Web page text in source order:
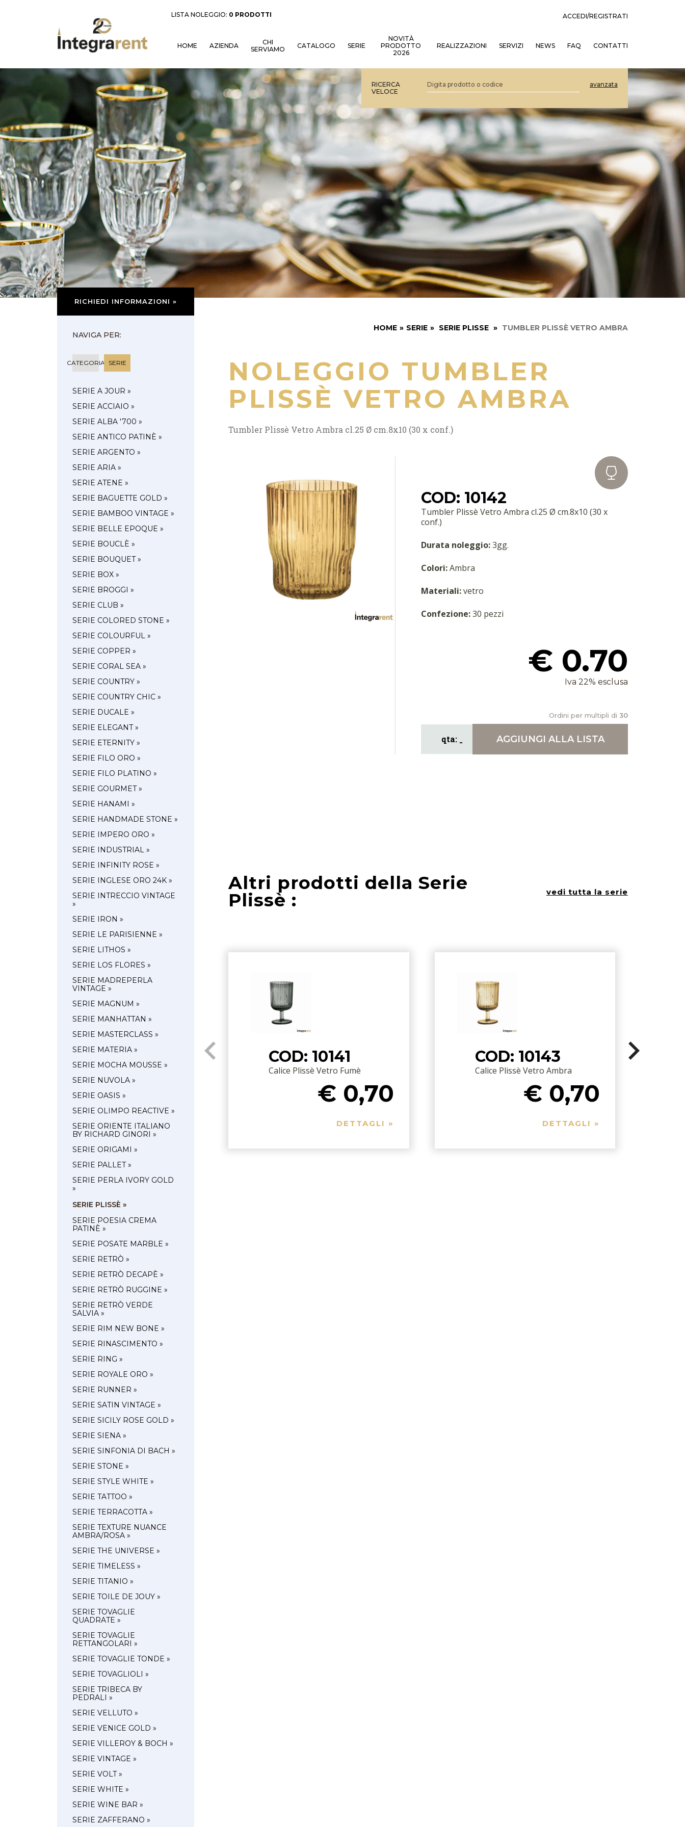
LISTA NOLEGGIO: 0 PRODOTTI ACCEDI/REGISTRATI
HOME AZIENDA
CHI
SERVIAMO
CATALOGO SERIE
NOVITÀ
PRODOTTO
2026
REALIZZAZIONI SERVIZI NEWS FAQ CONTATTI
RICERCA
VELOCE
avanzata
RICHIEDI INFORMAZIONI »
NAVIGA PER:
CATEGORIA SERIE
SERIE A JOUR »
SERIE ACCIAIO »
SERIE ALBA '700 »
SERIE ANTICO PATINÈ »
SERIE ARGENTO »
SERIE ARIA »
SERIE ATENE »
SERIE BAGUETTE GOLD »
SERIE BAMBOO VINTAGE »
SERIE BELLE EPOQUE »
SERIE BOUCLÈ »
SERIE BOUQUET »
SERIE BOX »
SERIE BROGGI »
SERIE CLUB »
SERIE COLORED STONE »
SERIE COLOURFUL »
SERIE COPPER »
SERIE CORAL SEA »
SERIE COUNTRY »
SERIE COUNTRY CHIC »
SERIE DUCALE »
SERIE ELEGANT »
SERIE ETERNITY »
SERIE FILO ORO »
SERIE FILO PLATINO »
SERIE GOURMET »
SERIE HANAMI »
SERIE HANDMADE STONE »
SERIE IMPERO ORO »
SERIE INDUSTRIAL »
SERIE INFINITY ROSE »
SERIE INGLESE ORO 24K »
SERIE INTRECCIO VINTAGE
»
SERIE IRON »
SERIE LE PARISIENNE »
SERIE LITHOS »
SERIE LOS FLORES »
SERIE MADREPERLA
VINTAGE »
SERIE MAGNUM »
SERIE MANHATTAN »
SERIE MASTERCLASS »
SERIE MATERIA »
SERIE MOCHA MOUSSE »
SERIE NUVOLA »
SERIE OASIS »
SERIE OLIMPO REACTIVE »
SERIE ORIENTE ITALIANO
BY RICHARD GINORI »
SERIE ORIGAMI »
SERIE PALLET »
SERIE PERLA IVORY GOLD
»
SERIE PLISSÈ »
SERIE POESIA CREMA
PATINÈ »
SERIE POSATE MARBLE »
SERIE RETRÒ »
SERIE RETRÒ DECAPÈ »
SERIE RETRÒ RUGGINE »
SERIE RETRÒ VERDE
SALVIA »
SERIE RIM NEW BONE »
SERIE RINASCIMENTO »
SERIE RING »
SERIE ROYALE ORO »
SERIE RUNNER »
SERIE SATIN VINTAGE »
SERIE SICILY ROSE GOLD »
SERIE SIENA »
SERIE SINFONIA DI BACH »
SERIE STONE »
SERIE STYLE WHITE »
SERIE TATTOO »
SERIE TERRACOTTA »
SERIE TEXTURE NUANCE
AMBRA/ROSA »
SERIE THE UNIVERSE »
SERIE TIMELESS »
SERIE TITANIO »
SERIE TOILE DE JOUY »
SERIE TOVAGLIE
QUADRATE »
SERIE TOVAGLIE
RETTANGOLARI »
SERIE TOVAGLIE TONDE »
SERIE TOVAGLIOLI »
SERIE TRIBECA BY
PEDRALI »
SERIE VELLUTO »
SERIE VENICE GOLD »
SERIE VILLEROY & BOCH »
SERIE VINTAGE »
SERIE VOLT »
SERIE WHITE »
SERIE WINE BAR »
SERIE ZAFFERANO »
HOME » SERIE » SERIE PLISSE » TUMBLER PLISSÈ VETRO AMBRA
NOLEGGIO TUMBLER
PLISSÈ VETRO AMBRA
Tumbler Plissè Vetro Ambra cl.25 Ø cm.8x10 (30 x conf.)
COD: 10142
Tumbler Plissè Vetro Ambra cl.25 Ø cm.8x10 (30 x
conf.)
Durata noleggio:3gg.
Colori:Ambra
Materiali:vetro
Confezione:30 pezzi
€ 0.70
Iva 22% esclusa
Ordini per multipli di 30
AGGIUNGI ALLA LISTA
Altri prodotti della Serie
Plissè : vedi tutta la serie
COD: 10141
Calice Plissè Vetro Fumè
€ 0,70
DETTAGLI »
COD: 10143
Calice Plissè Vetro Ambra
€ 0,70
DETTAGLI »